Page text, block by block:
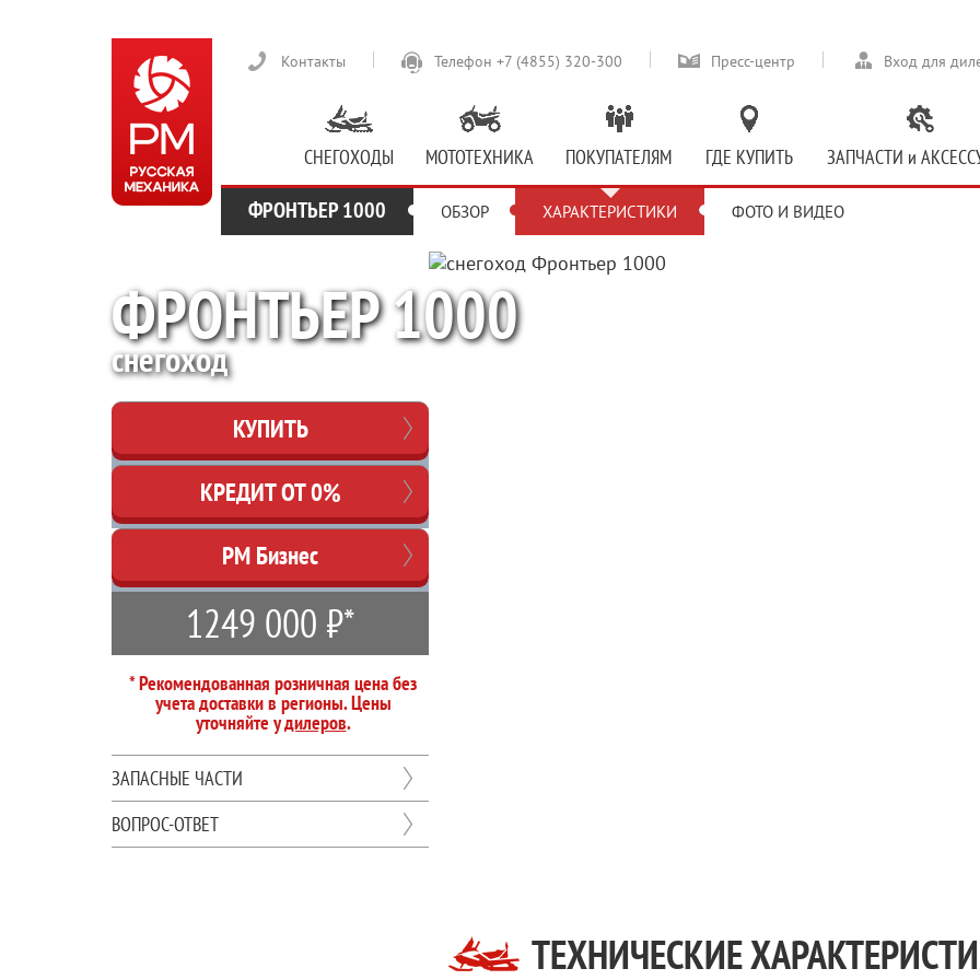
Контакты Телефон +7 (4855) 320-300 Пресс-центр Вход для
СНЕГОХОДЫ МОТОТЕХНИКА ПОКУПАТЕЛЯМ ГДЕ КУПИТЬ ЗАПЧАСТИ и
ФРОНТЬЕР 1000 ОБЗОР ХАРАКТЕРИСТИКИ ФОТО И ВИДЕО
ФРОНТЬЕР 1000
снегоход
КУПИТЬ
КРЕДИТ ОТ 0%
РМ Бизнес
1249 000 ₽*
* Рекомендованная розничная цена без
учета доставки в регионы. Цены
уточняйте удилеров.
ЗАПАСНЫЕ ЧАСТИ
ВОПРОС-ОТВЕТ
ТЕХНИЧЕСКИЕ